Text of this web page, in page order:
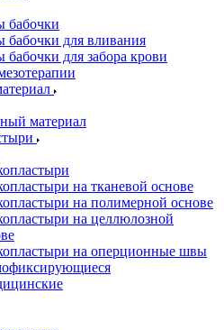
бабочки
бабочки для вливания
бабочки для забора крови
материал
на тканевой основе
на полимерной основе
на целлюлозной
на оперционные швы